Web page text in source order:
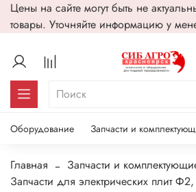
Цены на сайте могут быть не
товары. Уточняйте информацию у
Оборудование Запчасти и
Главная Запчасти и
Запчасти для электрических плит